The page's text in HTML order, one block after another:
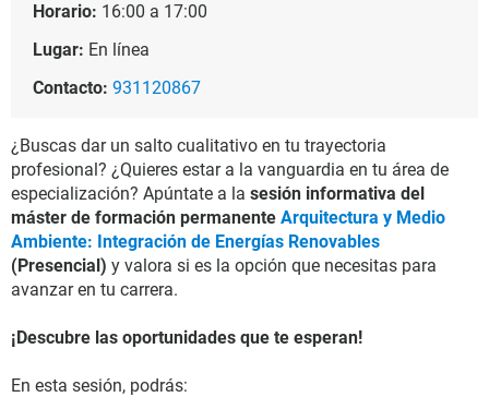
Horario: 16:00 a 17:00
Lugar: En línea
Contacto: 931120867
¿Buscas dar un salto cualitativo en tu trayectoria
profesional? ¿Quieres estar a la vanguardia en tu área de
especialización? Apúntate a la sesión informativa del
máster de formación permanente Arquitectura y Medio
Ambiente: Integración de Energías Renovables
(Presencial) y valora si es la opción que necesitas para
avanzar en tu carrera.
¡Descubre las oportunidades que te esperan!
En esta sesión, podrás: